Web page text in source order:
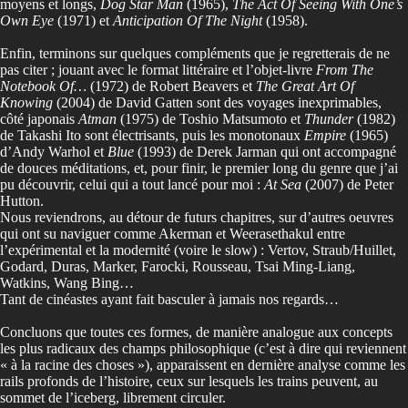
moyens et longs, Dog Star Man (1965), The Act Of Seeing With One’s
Own Eye (1971) et Anticipation Of The Night(1958).
Enfin, terminons sur quelques compléments que je regretterais de ne
pas citer ; jouant avec le format littéraire et l’objet-livre From The
Notebook Of… (1972) de Robert Beavers et The Great Art Of
Knowing (2004) de David Gatten sont des voyages inexprimables,
côté japonais Atman (1975) de Toshio Matsumoto et Thunder(1982)
de Takashi Ito sont électrisants, puis les monotonaux Empire (1965)
d’Andy Warhol et Blue (1993) de Derek Jarman qui ont accompagné
de douces méditations, et, pour finir, le premier long du genre que j’ai
pu découvrir, celui qui a tout lancé pour moi : At Sea (2007) de Peter
Hutton.
Nous reviendrons, au détour de futurs chapitres, sur d’autres oeuvres
qui ont su naviguer comme Akerman et Weerasethakul entre
l’expérimental et la modernité (voire le slow) : Vertov, Straub/Huillet,
Godard, Duras, Marker, Farocki, Rousseau, Tsai Ming-Liang,
Watkins, Wang Bing…
Tant de cinéastes ayant fait basculer à jamais nos regards…
Concluons que toutes ces formes, de manière analogue aux concepts
les plus radicaux des champs philosophique (c’est à dire qui reviennent
« à la racine des choses »), apparaissent en dernière analyse comme les
rails profonds de l’histoire, ceux sur lesquels les trains peuvent, au
sommet de l’iceberg, librement circuler.